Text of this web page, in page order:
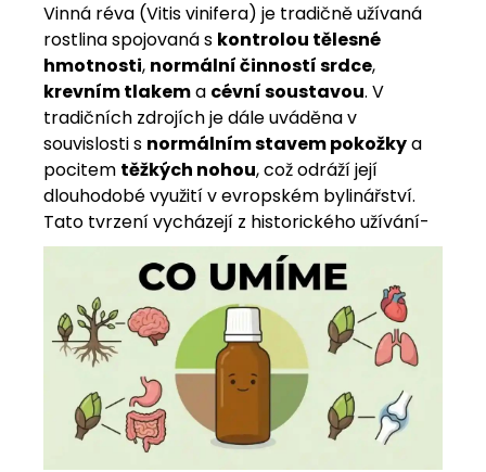
Vinná réva (Vitis vinifera) je tradičně užívaná
rostlina spojovaná s kontrolou tělesné
hmotnosti, normální činností srdce,
krevním tlakema cévní soustavou. V
tradičních zdrojích je dále uváděna v
souvislosti s normálním stavem pokožkya
pocitem těžkých nohou, což odráží její
dlouhodobé využití v evropském bylinářství.
Tato tvrzení vycházejí z historického užívání-